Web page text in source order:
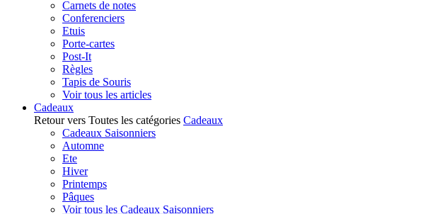
Carnets de notes
Conferenciers
Etuis
Porte-cartes
Post-It
Règles
Tapis de Souris
Voir tous les articles
Cadeaux
Retour vers Toutes les catégories Cadeaux
Cadeaux Saisonniers
Automne
Ete
Hiver
Printemps
Pâques
Voir tous les Cadeaux Saisonniers